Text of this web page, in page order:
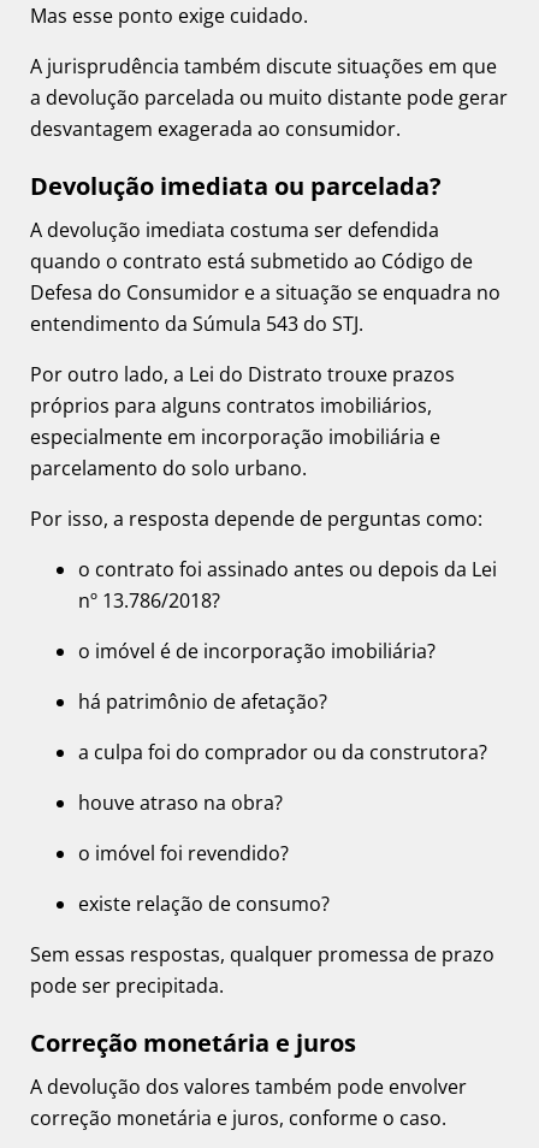
Mas esse ponto exige cuidado.
A jurisprudência também discute situações em que
a devolução parcelada ou muito distante pode gerar
desvantagem exagerada ao consumidor.
Devolução imediata ou parcelada?
A devolução imediata costuma ser defendida
quando o contrato está submetido ao Código de
Defesa do Consumidor e a situação se enquadra no
entendimento da Súmula 543 do STJ.
Por outro lado, a Lei do Distrato trouxe prazos
próprios para alguns contratos imobiliários,
especialmente em incorporação imobiliária e
parcelamento do solo urbano.
Por isso, a resposta depende de perguntas como:
o contrato foi assinado antes ou depois da Lei
nº 13.786/2018?
o imóvel é de incorporação imobiliária?
há patrimônio de afetação?
a culpa foi do comprador ou da construtora?
houve atraso na obra?
o imóvel foi revendido?
existe relação de consumo?
Sem essas respostas, qualquer promessa de prazo
pode ser precipitada.
Correção monetária e juros
A devolução dos valores também pode envolver
correção monetária e juros, conforme o caso.